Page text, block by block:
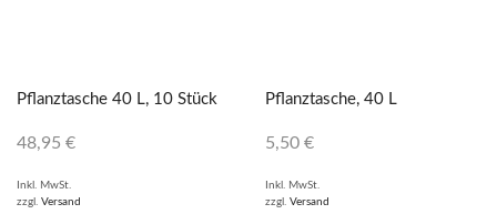
Pflanztasche 40 L, 10 Stück
48,95 €
Inkl. MwSt.
zzgl. Versand
Pflanztasche, 40 L
5,50 €
Inkl. MwSt.
zzgl. Versand